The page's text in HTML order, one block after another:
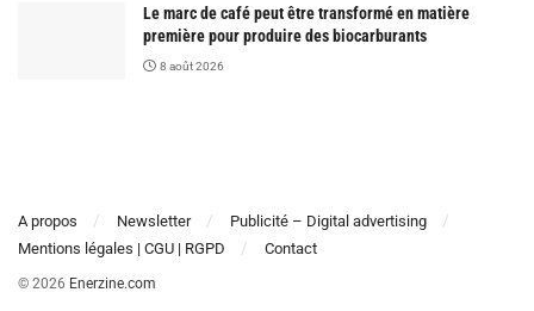
Le marc de café peut être transformé en matière
première pour produire des biocarburants
8 août 2026
A propos Newsletter
Publicité – Digital advertising
Mentions légales | CGU | RGPD
Contact
© 2026 Enerzine.com